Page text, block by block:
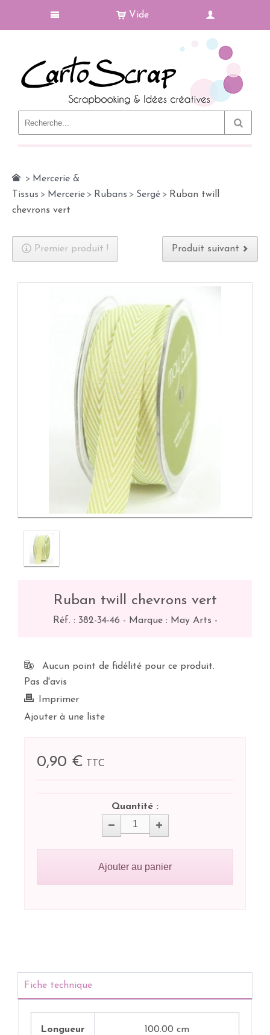
Vide
> Mercerie &
Tissus > Mercerie > Rubans > Sergé > Ruban twill
chevrons vert
Premier produit ! Produit suivant
Ruban twill chevrons vert
Réf. : 382-34-46 - Marque : May Arts -
Aucun point de fidélité pour ce produit.
Pas d'avis
Imprimer
Ajouter à une liste
0,90 € TTC
Quantité :
Ajouter au panier
Fiche technique
Longueur 100.00 cm